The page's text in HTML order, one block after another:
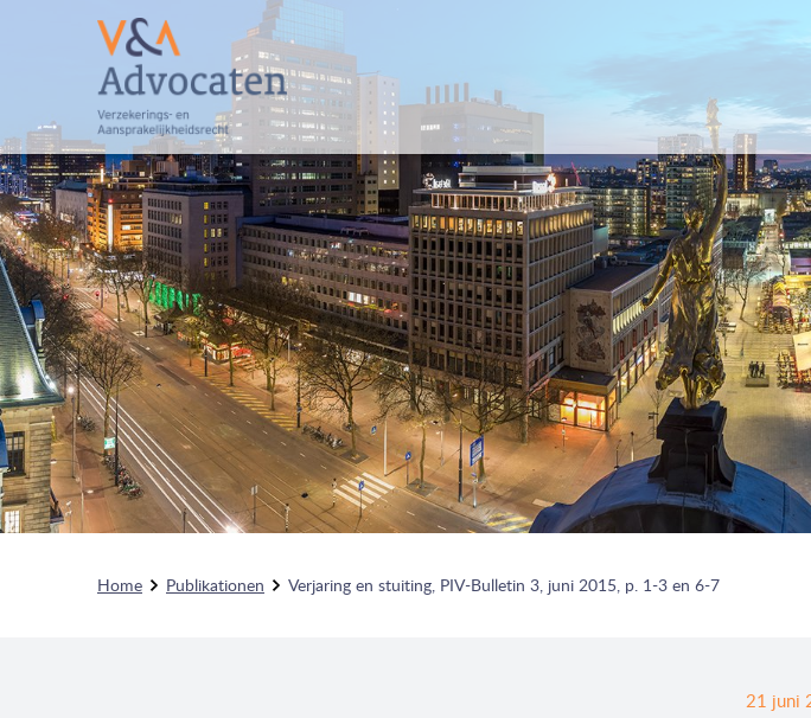
Home Publikationen Verjaring en stuiting, PIV-Bulletin 3, juni 2015, p. 1-3 en 6-7
21 juni